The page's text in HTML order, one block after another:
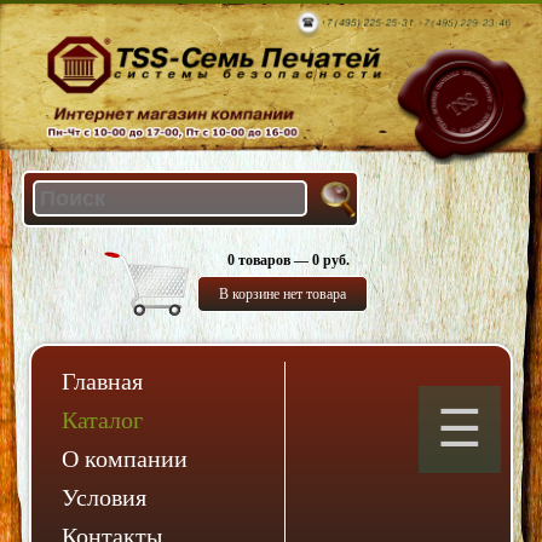
0 товаров — 0 руб.
В корзине нет товара
Главная
Каталог
О компании
Условия
Контакты